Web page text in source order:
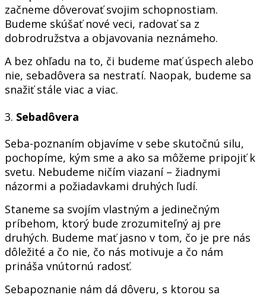
začneme dôverovať svojim schopnostiam.
Budeme skúšať nové veci, radovať sa z
dobrodružstva a objavovania neznámeho.
A bez ohľadu na to, či budeme mať úspech alebo
nie, sebadôvera sa nestratí. Naopak, budeme sa
snažiť stále viac a viac.
3. Sebadôvera
Seba-poznaním objavíme v sebe skutočnú silu,
pochopíme, kým sme a ako sa môžeme pripojiť k
svetu. Nebudeme ničím viazaní – žiadnymi
názormi a požiadavkami druhých ľudí.
Staneme sa svojím vlastným a jedinečným
príbehom, ktorý bude zrozumiteľný aj pre
druhých. Budeme mať jasno v tom, čo je pre nás
dôležité a čo nie, čo nás motivuje a čo nám
prináša vnútornú radosť.
Sebapoznanie nám dá dôveru, s ktorou sa